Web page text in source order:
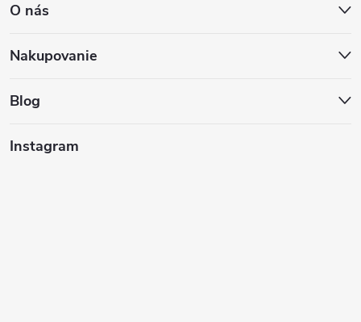
p
ä
O nás
Nakupovanie
Blog
Instagram